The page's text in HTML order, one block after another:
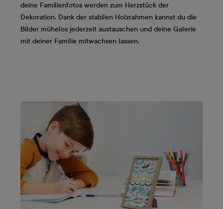
deine Familienfotos werden zum Herzstück der
Dekoration. Dank der stabilen Holzrahmen kannst du die
Bilder mühelos jederzeit austauschen und deine Galerie
mit deiner Familie mitwachsen lassen.